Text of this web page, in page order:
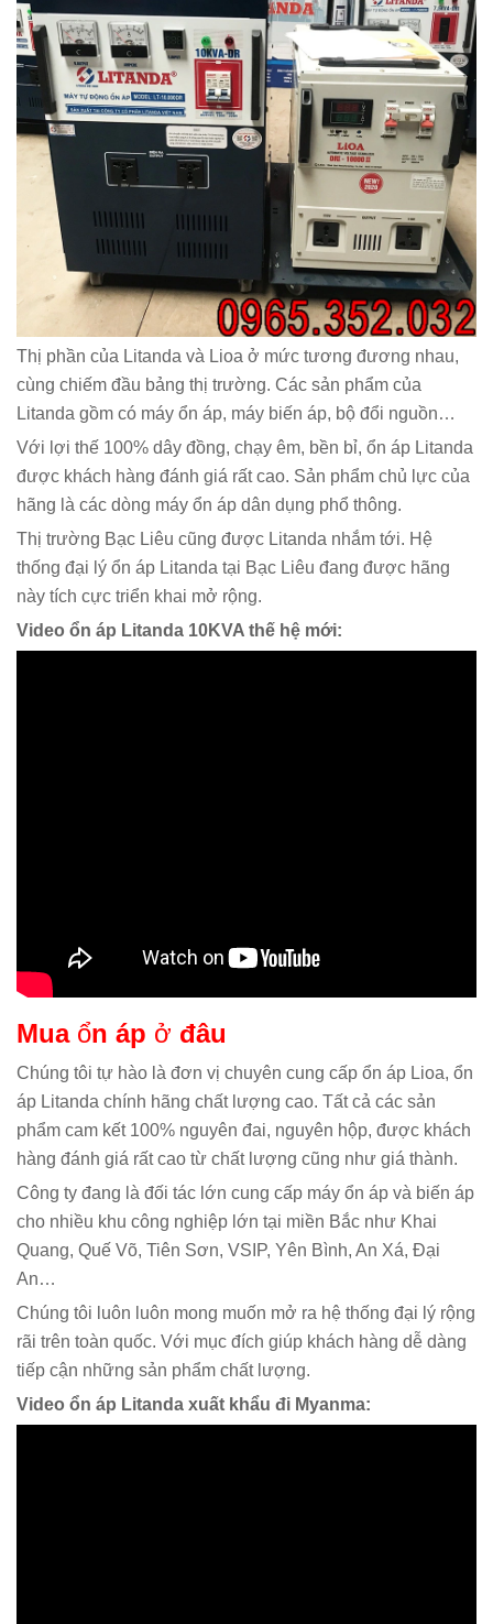
Thị phần của Litanda và Lioa ở mức tương đương nhau,
cùng chiếm đầu bảng thị trường. Các sản phẩm của
Litanda gồm có máy ổn áp, máy biến áp, bộ đổi nguồn…
Với lợi thế 100% dây đồng, chạy êm, bền bỉ, ổn áp Litanda
được khách hàng đánh giá rất cao. Sản phẩm chủ lực của
hãng là các dòng máy ổn áp dân dụng phổ thông.
Thị trường Bạc Liêu cũng được Litanda nhắm tới. Hệ
thống đại lý ổn áp Litanda tại Bạc Liêu đang được hãng
này tích cực triển khai mở rộng.
Video ổn áp Litanda 10KVA thế hệ mới:
Mua ổn áp ở đâu
Chúng tôi tự hào là đơn vị chuyên cung cấp ổn áp Lioa, ổn
áp Litanda chính hãng chất lượng cao. Tất cả các sản
phẩm cam kết 100% nguyên đai, nguyên hộp, được khách
hàng đánh giá rất cao từ chất lượng cũng như giá thành.
Công ty đang là đối tác lớn cung cấp máy ổn áp và biến áp
cho nhiều khu công nghiệp lớn tại miền Bắc như Khai
Quang, Quế Võ, Tiên Sơn, VSIP, Yên Bình, An Xá, Đại
An…
Chúng tôi luôn luôn mong muốn mở ra hệ thống đại lý rộng
rãi trên toàn quốc. Với mục đích giúp khách hàng dễ dàng
tiếp cận những sản phẩm chất lượng.
Video ổn áp Litanda xuất khẩu đi Myanma: